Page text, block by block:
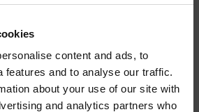
content and ads, to
features and to analyse our traffic.
about your use of our site with
and analytics partners who